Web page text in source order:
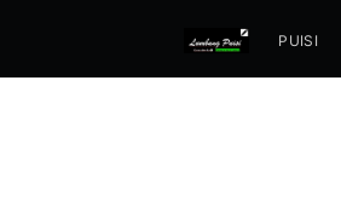
PUISI